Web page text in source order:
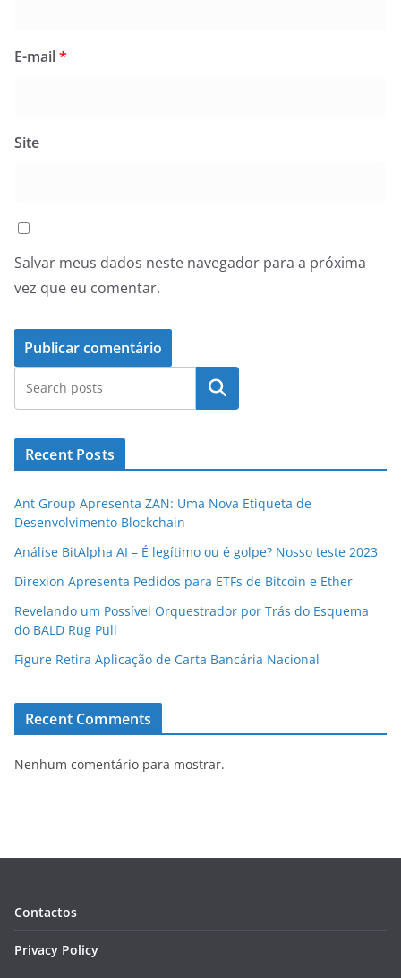
E-mail*
Site
Salvar meus dados neste navegador para a próxima
vez que eu comentar.
Pesquisar
Recent Posts
Ant Group Apresenta ZAN: Uma Nova Etiqueta de
Desenvolvimento Blockchain
Análise BitAlpha AI – É legítimo ou é golpe? Nosso teste 2023
Direxion Apresenta Pedidos para ETFs de Bitcoin e Ether
Revelando um Possível Orquestrador por Trás do Esquema
do BALD Rug Pull
Figure Retira Aplicação de Carta Bancária Nacional
Recent Comments
Nenhum comentário para mostrar.
Contactos
Privacy Policy